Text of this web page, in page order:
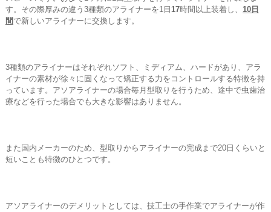
す。その際厚みの違う3種類のアライナーを1日 17時間以上装着し、 10日
間 で新しいアライナーに交換します。
3種類のアライナーはそれぞれソフト、ミディアム、ハードがあり、アラ
イナーの素材が徐々に固くなって矯正する力をコントロールする特徴を持
っています。アソアライナーの場合毎月型取りを行うため、途中で虫歯治
療などを行った場合でも大きな影響はありません。
また国内メーカーのため、型取りからアライナーの完成まで20日くらいと
短いことも特徴のひとつです。
アソアライナーのデメリットとしては、技工士の手作業でアライナーが作